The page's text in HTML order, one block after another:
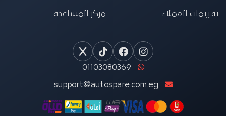
تقييمات العملاء مركز المساعدة